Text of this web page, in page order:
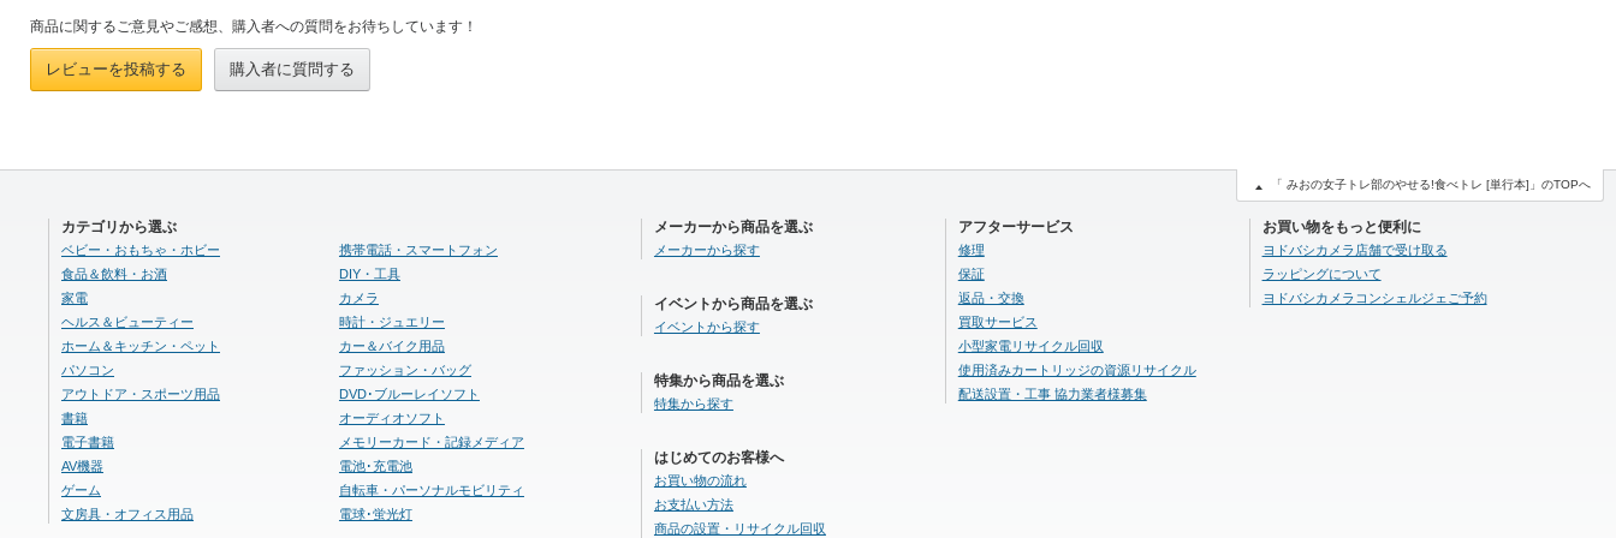
商品に関するご意見やご感想、購入者への質問をお待ちしています！
レビューを投稿する 購入者に質問する
カテゴリから選ぶ
ベビー・おもちゃ・ホビー
食品＆飲料・お酒
家電
ヘルス＆ビューティー
ホーム＆キッチン・ペット
パソコン
アウトドア・スポーツ用品
書籍
電子書籍
AV機器
ゲーム
文房具・オフィス用品
携帯電話・スマートフォン
DIY・工具
カメラ
時計・ジュエリー
カー＆バイク用品
ファッション・バッグ
DVD･ブルーレイソフト
オーディオソフト
メモリーカード・記録メディア
電池･充電池
自転車・パーソナルモビリティ
電球･蛍光灯
メーカーから商品を選ぶ
メーカーから探す
イベントから商品を選ぶ
イベントから探す
特集から商品を選ぶ
特集から探す
はじめてのお客様へ
お買い物の流れ
お支払い方法
商品の設置・リサイクル回収
アフターサービス
修理
保証
返品・交換
買取サービス
小型家電リサイクル回収
使用済みカートリッジの資源リサイクル
配送設置・工事 協力業者様募集
お買い物をもっと便利に
ヨドバシカメラ店舗で受け取る
ラッピングについて
ヨドバシカメラコンシェルジェご予約
「 みおの女子トレ部のやせる!食べトレ [単行本]」のTOPへ